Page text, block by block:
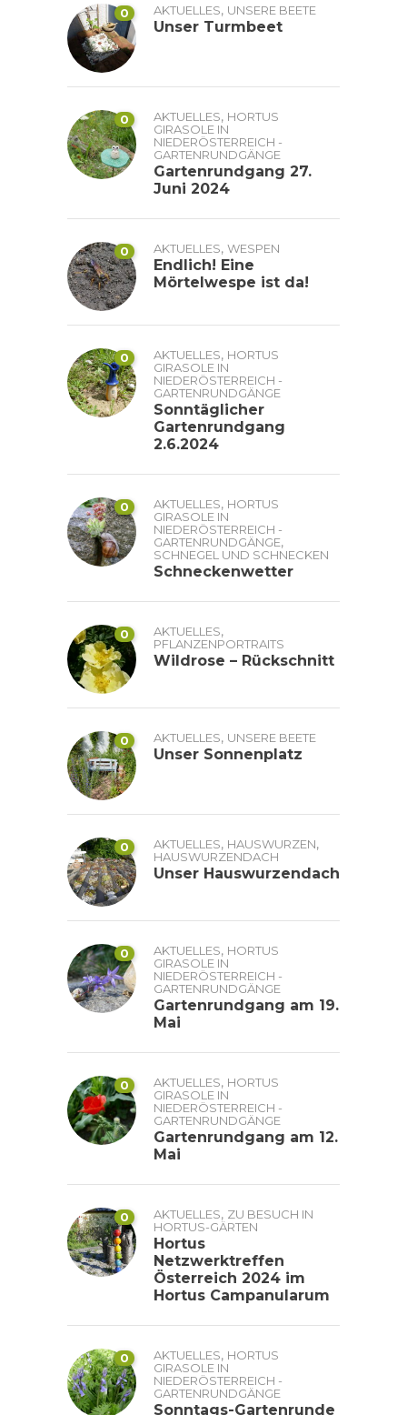
0 AKTUELLES, UNSERE BEETE
Unser Turmbeet
0 AKTUELLES, HORTUS
GIRASOLE IN
NIEDERÖSTERREICH -
GARTENRUNDGÄNGE
Gartenrundgang 27.
Juni 2024
0 AKTUELLES, WESPEN
Endlich! Eine
Mörtelwespe ist da!
0 AKTUELLES, HORTUS
GIRASOLE IN
NIEDERÖSTERREICH -
GARTENRUNDGÄNGE
Sonntäglicher
Gartenrundgang
2.6.2024
0 AKTUELLES, HORTUS
GIRASOLE IN
NIEDERÖSTERREICH -
GARTENRUNDGÄNGE,
SCHNEGEL UND SCHNECKEN
Schneckenwetter
0 AKTUELLES,
PFLANZENPORTRAITS
Wildrose – Rückschnitt
0 AKTUELLES, UNSERE BEETE
Unser Sonnenplatz
0 AKTUELLES, HAUSWURZEN,
HAUSWURZENDACH
Unser Hauswurzendach
0 AKTUELLES, HORTUS
GIRASOLE IN
NIEDERÖSTERREICH -
GARTENRUNDGÄNGE
Gartenrundgang am 19.
Mai
0 AKTUELLES, HORTUS
GIRASOLE IN
NIEDERÖSTERREICH -
GARTENRUNDGÄNGE
Gartenrundgang am 12.
Mai
0 AKTUELLES, ZU BESUCH IN
HORTUS-GÄRTEN
Hortus
Netzwerktreffen
Österreich 2024 im
Hortus Campanularum
0 AKTUELLES, HORTUS
GIRASOLE IN
NIEDERÖSTERREICH -
GARTENRUNDGÄNGE
Sonntags-Gartenrunde